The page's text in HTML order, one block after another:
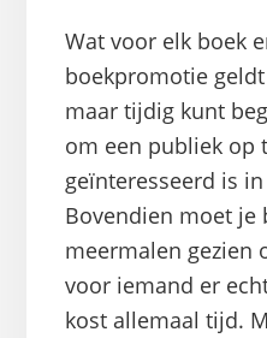
Wat voor elk boek
boekpromotie
maar tijdig kunt
om een publiek op
geïnteresseerd is
Bovendien moet je
meermalen gezien
voor iemand er
kost allemaal tijd.